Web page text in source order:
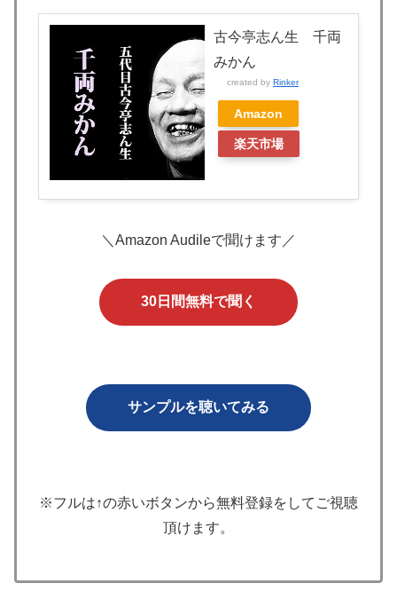
古今亭志ん生 千両
みかん
created by Rinker
Amazon
楽天市場
＼Amazon Audileで聞けます／
30日間無料で聞く
サンプルを聴いてみる
※フルは↑の赤いボタンから無料登録をしてご視聴
頂けます。